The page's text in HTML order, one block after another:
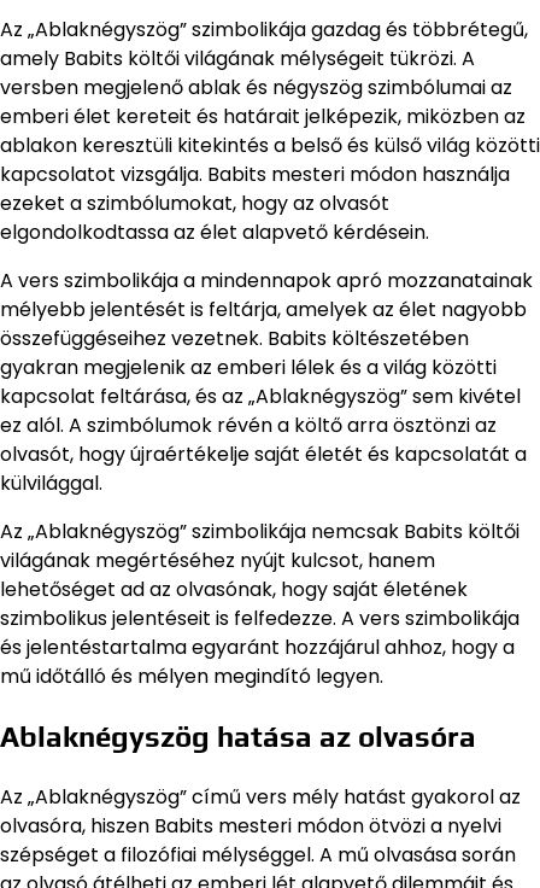
Az „Ablaknégyszög” szimbolikája gazdag és többrétegű,
amely Babits költői világának mélységeit tükrözi. A
versben megjelenő ablak és négyszög szimbólumai az
emberi élet kereteit és határait jelképezik, miközben az
ablakon keresztüli kitekintés a belső és külső világ közötti
kapcsolatot vizsgálja. Babits mesteri módon használja
ezeket a szimbólumokat, hogy az olvasót
elgondolkodtassa az élet alapvető kérdésein.
A vers szimbolikája a mindennapok apró mozzanatainak
mélyebb jelentését is feltárja, amelyek az élet nagyobb
összefüggéseihez vezetnek. Babits költészetében
gyakran megjelenik az emberi lélek és a világ közötti
kapcsolat feltárása, és az „Ablaknégyszög” sem kivétel
ez alól. A szimbólumok révén a költő arra ösztönzi az
olvasót, hogy újraértékelje saját életét és kapcsolatát a
külvilággal.
Az „Ablaknégyszög” szimbolikája nemcsak Babits költői
világának megértéséhez nyújt kulcsot, hanem
lehetőséget ad az olvasónak, hogy saját életének
szimbolikus jelentéseit is felfedezze. A vers szimbolikája
és jelentéstartalma egyaránt hozzájárul ahhoz, hogy a
mű időtálló és mélyen megindító legyen.
Ablaknégyszög hatása az olvasóra
Az „Ablaknégyszög” című vers mély hatást gyakorol az
olvasóra, hiszen Babits mesteri módon ötvözi a nyelvi
szépséget a filozófiai mélységgel. A mű olvasása során